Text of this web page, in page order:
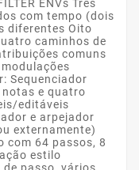
ENVs Três
com tempo (dois
diferentes Oito
caminhos de
comuns
Sequenciador
e quatro
editáveis
e arpejador
externamente)
com 64 passos, 8
estilo